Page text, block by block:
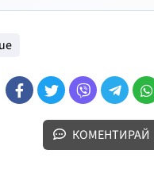
КОМЕНТИРАЙ